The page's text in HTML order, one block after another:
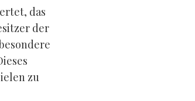
das
der
zu